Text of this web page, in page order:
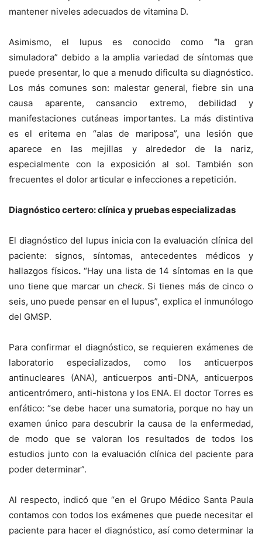
mantener niveles adecuados de vitamina D.
Asimismo, el lupus es conocido como “la gran
simuladora” debido a la amplia variedad de síntomas que
puede presentar, lo que a menudo dificulta su diagnóstico.
Los más comunes son: malestar general, fiebre sin una
causa aparente, cansancio extremo, debilidad y
manifestaciones cutáneas importantes. La más distintiva
es el eritema en “alas de mariposa”, una lesión que
aparece en las mejillas y alrededor de la nariz,
especialmente con la exposición al sol. También son
frecuentes el dolor articular e infecciones a repetición.
Diagnóstico certero: clínica y pruebas especializadas
El diagnóstico del lupus inicia con la evaluación clínica del
paciente: signos, síntomas, antecedentes médicos y
hallazgos físicos.“Hay una lista de 14 síntomas en la que
uno tiene que marcar un check. Si tienes más de cinco o
seis, uno puede pensar en el lupus”, explica el inmunólogo
del GMSP.
Para confirmar el diagnóstico, se requieren exámenes de
laboratorio especializados, como los anticuerpos
antinucleares (ANA), anticuerpos anti-DNA, anticuerpos
anticentrómero, anti-histona y los ENA. El doctor Torres es
enfático: “se debe hacer una sumatoria, porque no hay un
examen único para descubrir la causa de la enfermedad,
de modo que se valoran los resultados de todos los
estudios junto con la evaluación clínica del paciente para
poder determinar”.
Al respecto, indicó que “en el Grupo Médico Santa Paula
contamos con todos los exámenes que puede necesitar el
paciente para hacer el diagnóstico, así como determinar la